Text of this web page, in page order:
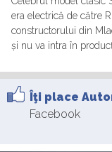
era electrică de către
constructorului din
și nu va intra în
Îţi place
Facebook